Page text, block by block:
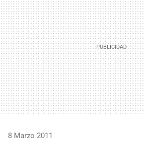
8 Marzo 2011